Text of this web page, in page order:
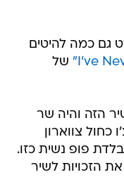
גם כמה להיטים
של
הזה והיה שר
כחול צווארון
פופ נשית כזו.
הזכויות לשיר